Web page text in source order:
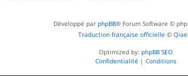
Développé par phpBB® Forum Software ©
Traduction française officielle ©
Optimized by: phpBB SEO
Confidentialité | Conditions